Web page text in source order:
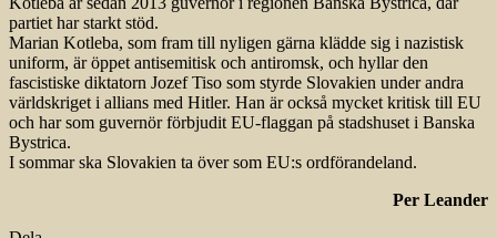
partiet har starkt stöd.
Marian Kotleba, som fram till nyligen gärna klädde sig i nazistisk
uniform, är öppet antisemitisk och antiromsk, och hyllar den
fascistiske diktatorn Jozef Tiso som styrde Slovakien under andra
världskriget i allians med Hitler. Han är också mycket kritisk till EU
och har som guvernör förbjudit EU-flaggan på stadshuset i Banska
Bystrica.
I sommar ska Slovakien ta över som EU:s ordförandeland.
Per Leander